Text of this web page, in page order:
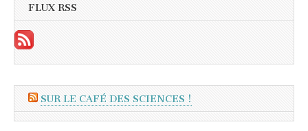
FLUX RSS
SUR LE CAFÉ DES SCIENCES !